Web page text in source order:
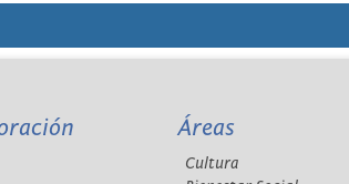
Áreas
Cultura